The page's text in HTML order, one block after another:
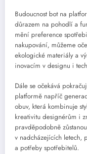
Budoucnost bot na
důrazem na pohodlí a
mění preference
nakupování, můžeme
ekologické materiály a
inovacím v designu i
Dále se očekává
platformě napříč
obuv, která kombinuje
kreativitu designérům i
pravděpodobně
v nadcházejících letech,
a potřeby spotřebitelů.